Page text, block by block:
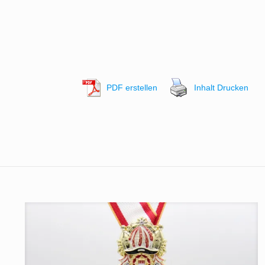
PDF erstellen Inhalt Drucken